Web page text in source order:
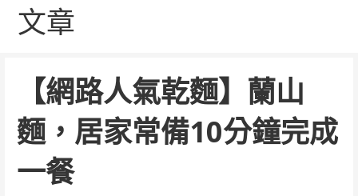
文章
【網路人氣乾麵】蘭山
麵，居家常備10分鐘完成
一餐